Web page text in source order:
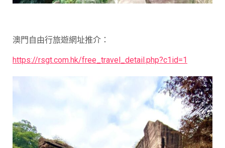
澳門自由行旅遊網址推介：
https://rsgt.com.hk/free_travel_detail.php?c1id=1